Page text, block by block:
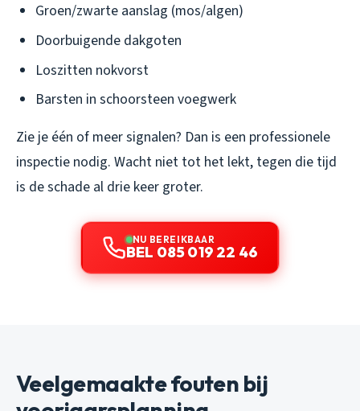
Groen/zwarte aanslag (mos/algen)
Doorbuigende dakgoten
Loszitten nokvorst
Barsten in schoorsteen voegwerk
Zie je één of meer signalen? Dan is een professionele
inspectie nodig. Wacht niet tot het lekt, tegen die tijd
is de schade al drie keer groter.
NU BEREIKBAAR
BEL 085 019 22 46
Veelgemaakte fouten bij